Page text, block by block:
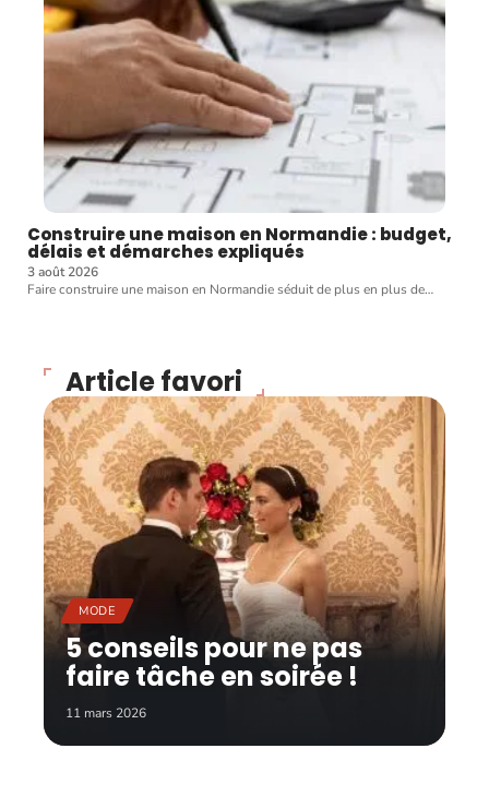
Construire une maison en Normandie : budget,
délais et démarches expliqués
3 août 2026
Faire construire une maison en Normandie séduit de plus en plus de…
Article favori
MODE
5 conseils pour ne pas
faire tâche en soirée !
11 mars 2026